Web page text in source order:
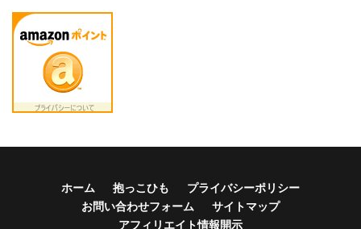
ホーム 抱っこひも
プライバシーポリシー
お問い合わせフォーム
サイトマップ
アフィリエイト情報開示